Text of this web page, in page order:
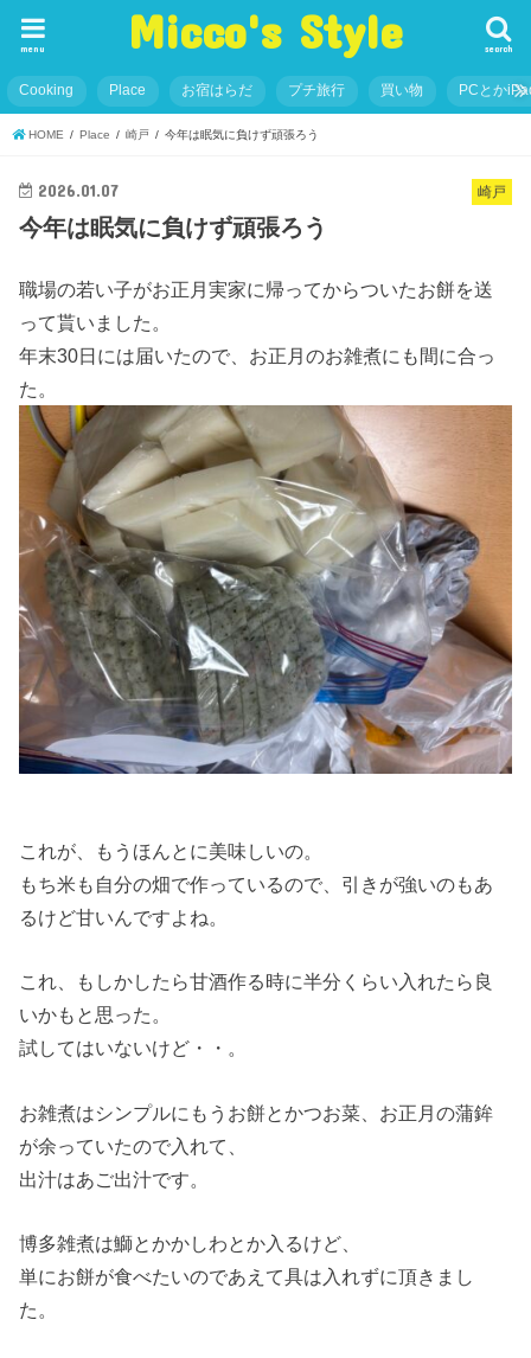
Micco's Style search
menu
Cooking Place お宿はらだ プチ旅行 買い物 PCとか
HOME Place 崎戸 今年は眠気に負けず頑張ろう
崎戸
2026.01.07
今年は眠気に負けず頑張ろう
職場の若い子がお正月実家に帰ってからついたお餅を送
って貰いました。
年末30日には届いたので、お正月のお雑煮にも間に合っ
た。
これが、もうほんとに美味しいの。
もち米も自分の畑で作っているので、引きが強いのもあ
るけど甘いんですよね。
これ、もしかしたら甘酒作る時に半分くらい入れたら良
いかもと思った。
試してはいないけど・・。
お雑煮はシンプルにもうお餅とかつお菜、お正月の蒲鉾
が余っていたので入れて、
出汁はあご出汁です。
博多雑煮は鰤とかかしわとか入るけど、
単にお餅が食べたいのであえて具は入れずに頂きまし
た。